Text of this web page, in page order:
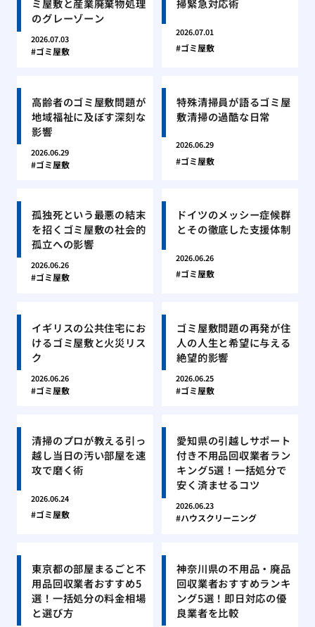
ミ屋敷と産業廃棄物処理
のグレーゾーン
2026.07.03
ゴミ屋敷
掃緊急対応術
2026.07.01
ゴミ屋敷
高齢者のゴミ屋敷問題が
地域福祉に及ぼす深刻な
影響
2026.06.29
ゴミ屋敷
特殊清掃員が語るゴミ屋
敷清掃の過酷な日常
2026.06.29
ゴミ屋敷
孤独死という最悪の結末
を招くゴミ屋敷の社会的
孤立への影響
2026.06.26
ゴミ屋敷
ドイツのメッシー症候群
とその徹底した支援体制
2026.06.26
ゴミ屋敷
イギリスの公共住宅にお
けるゴミ屋敷と火災リス
ク
2026.06.26
ゴミ屋敷
ゴミ屋敷問題の再発が住
人の人生と希望に与える
絶望的影響
2026.06.25
ゴミ屋敷
清掃のプロが教える引っ
越し当日の汚い部屋を速
攻で磨く術
2026.06.24
ゴミ屋敷
愛知県の引越しサポート
付き不用品回収業者ラン
キング5選！一括処分で
安く済ませるコツ
2026.06.23
ハウスクリーニング
東京都の部屋まるごと不
用品回収業者おすすめ5
選！一括処分の料金相場
と選び方
神奈川県の不用品・廃品
回収業者おすすめランキ
ング5選！即日対応の優
良業者を比較